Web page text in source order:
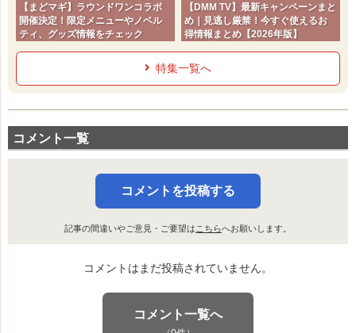
【まどマギ】ラウンドワンコラボ
開催決定！限定メニューやノベル
ティ、グッズ情報をチェック
【DMM TV】最新キャンペーンまと
め｜見逃し厳禁！今すぐ使えるお
得情報まとめ【2026年版】
特集一覧へ
コメント一覧
コメントを投稿する
記事の間違いやご意見・ご要望は こちらへお願いします。
コメントはまだ投稿されていません。
コメント一覧へ